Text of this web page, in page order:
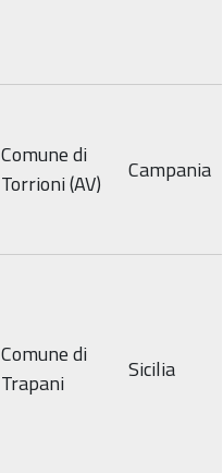
Comune di
Torrioni (AV)
Campania
Comune di
Trapani
Sicilia